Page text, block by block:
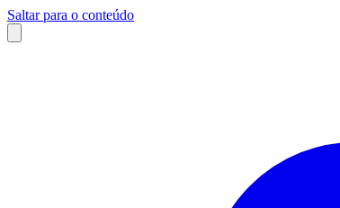
Saltar para o conteúdo